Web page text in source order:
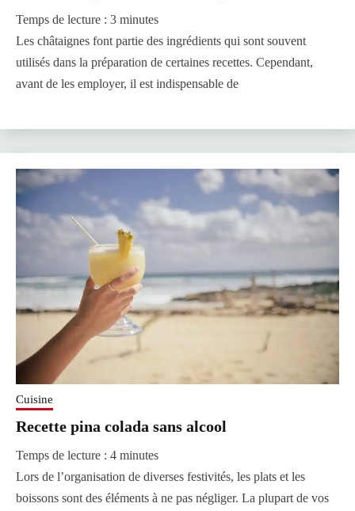
Temps de lecture : 3 minutes
Les châtaignes font partie des ingrédients qui sont souvent
utilisés dans la préparation de certaines recettes. Cependant,
avant de les employer, il est indispensable de
Cuisine
Recette pina colada sans alcool
Temps de lecture : 4 minutes
Lors de l’organisation de diverses festivités, les plats et les
boissons sont des éléments à ne pas négliger. La plupart de vos